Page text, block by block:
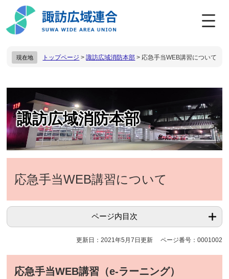
ジ
ュ
文
現在地 トップページ >諏訪広域消防本部 > 応急手当WEB講習について
文
諏訪広域消防本部
応急手当WEB講習について
ページ内目次
更新日：2021年5月7日更新 ページ番号：0001002
応急手当WEB講習（e-ラーニング）